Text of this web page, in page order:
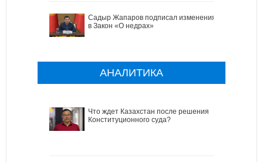
Садыр Жапаров подписал изменения
в Закон «О недрах»
АНАЛИТИКА
Что ждет Казахстан после решения
Конституционного суда?